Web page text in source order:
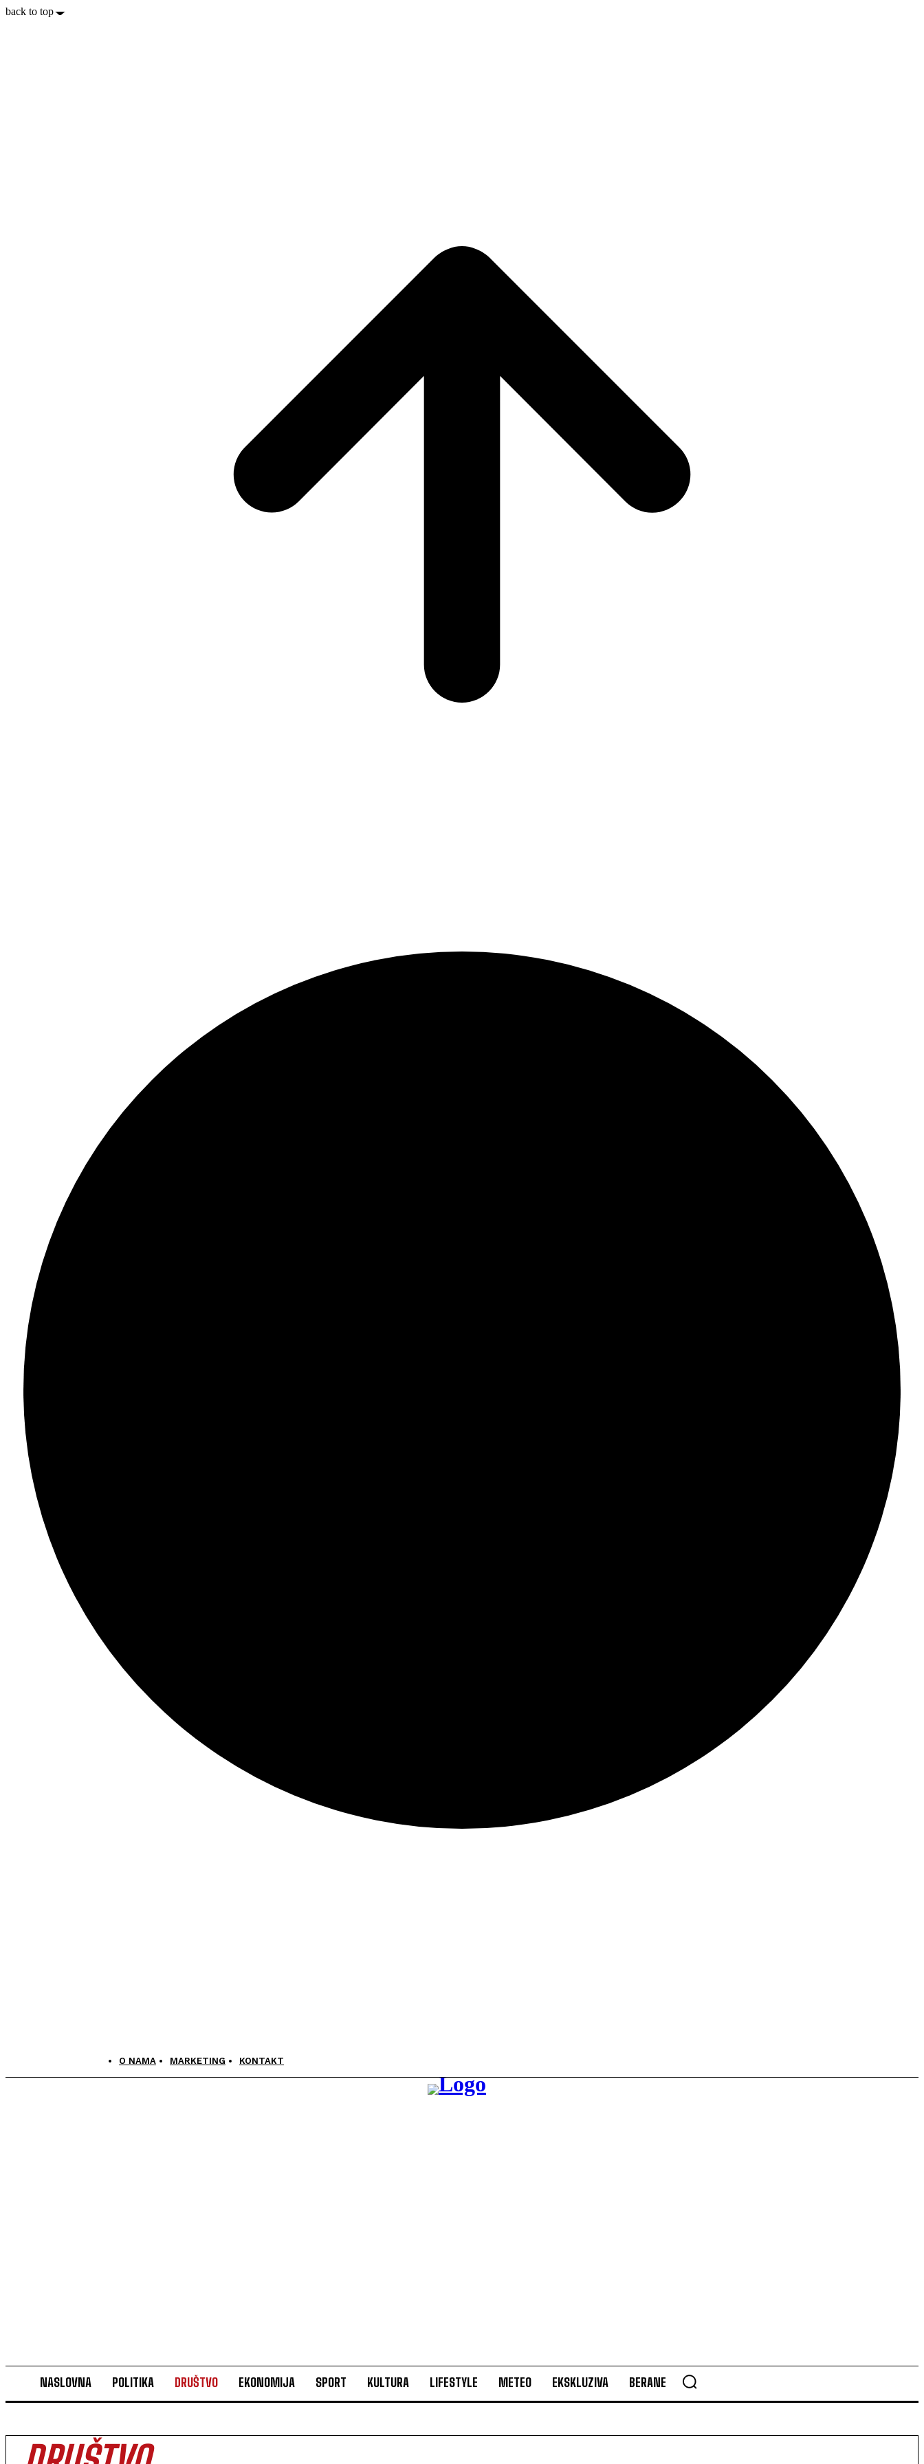
back to top
O NAMA MARKETING KONTAKT
NASLOVNA POLITIKA DRUŠTVO EKONOMIJA SPORT KULTURA LIFESTYLE METEO EKSKLUZIVA BERANE